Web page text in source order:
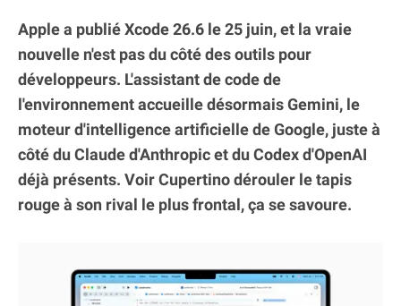
Apple a publié Xcode 26.6 le 25 juin, et la vraie
nouvelle n'est pas du côté des outils pour
développeurs. L'assistant de code de
l'environnement accueille désormais Gemini, le
moteur d'intelligence artificielle de Google, juste à
côté du Claude d'Anthropic et du Codex d'OpenAI
déjà présents. Voir Cupertino dérouler le tapis
rouge à son rival le plus frontal, ça se savoure.